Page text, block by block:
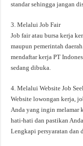
standar sehingga jangan
3. Melalui Job Fair
Job fair atau bursa kerja
maupun pemerintah
mendaftar kerja PT
sedang dibuka.
4. Melalui Website Job
Website lowongan kerja,
Anda yang ingin melamar
hati-hati dan pastikan
Lengkapi persyaratan dan